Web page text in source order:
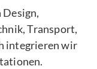
Transport,
integrieren wir